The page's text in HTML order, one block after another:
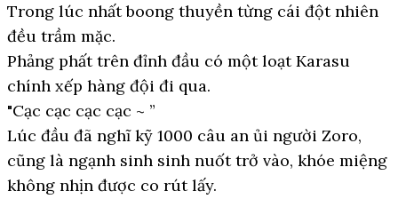
Trong lúc nhất boong thuyền từng cái đột nhiên
đều trầm mặc.
Phảng phất trên đỉnh đầu có một loạt Karasu
chính xếp hàng đội đi qua.
"Cạc cạc cạc cạc ~ ”
Lúc đầu đã nghĩ kỹ 1000 câu an ủi người Zoro,
cũng là ngạnh sinh sinh nuốt trở vào, khóe miệng
không nhịn được co rút lấy.